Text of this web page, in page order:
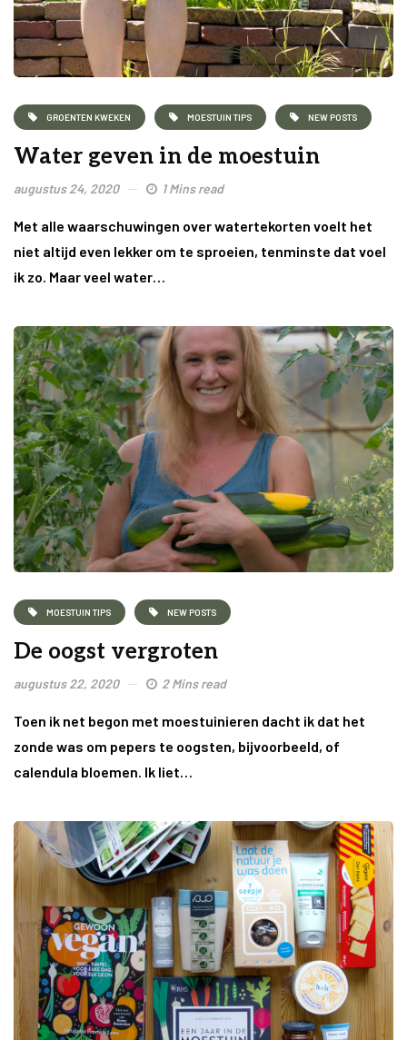
GROENTEN KWEKEN MOESTUIN TIPS NEW POSTS
Water geven in de moestuin
augustus 24, 2020 1 Mins read
Met alle waarschuwingen over watertekorten voelt het
niet altijd even lekker om te sproeien, tenminste dat voel
ik zo. Maar veel water…
MOESTUIN TIPS NEW POSTS
De oogst vergroten
augustus 22, 2020 2 Mins read
Toen ik net begon met moestuinieren dacht ik dat het
zonde was om pepers te oogsten, bijvoorbeeld, of
calendula bloemen. Ik liet…